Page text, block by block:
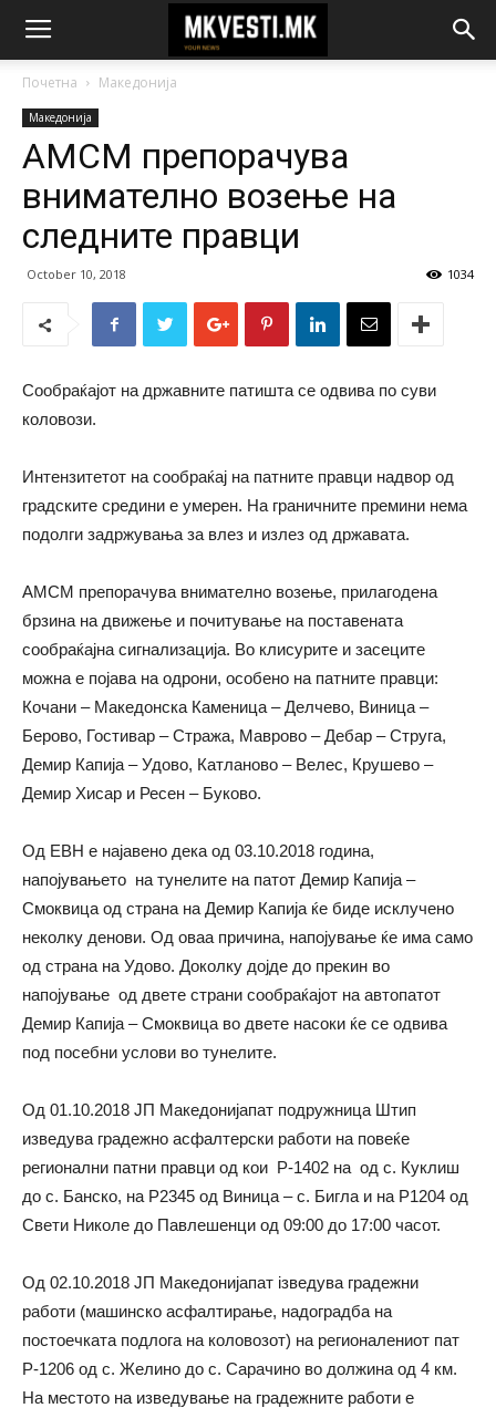
Почетна Македонија
Македонија
АМСМ препорачува
внимателно возење на
следните правци
October 10, 2018 1034
Сообраќајот на државните патишта се одвива по суви
коловози.
Интензитетот на сообраќај на патните правци надвор од
градските средини е умерен. На граничните премини нема
подолги задржувања за влез и излез од државата.
АМСМ препорачува внимателно возење, прилагодена
брзина на движење и почитување на поставената
сообраќајна сигнализација. Во клисурите и засеците
можна е појава на одрони, особено на патните правци:
Кочани – Македонска Каменица – Делчево, Виница –
Берово, Гостивар – Стража, Маврово – Дебар – Струга,
Демир Капија – Удово, Катланово – Велес, Крушево –
Демир Хисар и Ресен – Буково.
Од ЕВН е најaвено дека од 03.10.2018 година,
напојувањето на тунелите на патот Демир Капија –
Смоквица од страна на Демир Капија ќе биде исклучено
неколку денови. Од оваа причина, напојување ќе има само
од страна на Удово. Доколку дојде до прекин во
напојување од двете страни сообраќајот на автопатот
Демир Капија – Смоквица во двете насоки ќе се одвива
под посебни услови во тунелите.
Од 01.10.2018 ЈП Македонијапат подружница Штип
изведува градежно асфалтерски работи на повеќе
регионални патни правци од кои Р-1402 на од с. Куклиш
до с. Банско, на Р2345 од Виница – с. Бигла и на Р1204 од
Свети Николе до Павлешенци од 09:00 до 17:00 часот.
Од 02.10.2018 ЈП Македонијапат iзведува градежни
работи (машинско асфалтирање, надоградба на
постоечката подлога на коловозот) на регионалениот пат
Р-1206 од с. Желино до с. Сарачино во должина од 4 км.
На местото на изведување на градежните работи е